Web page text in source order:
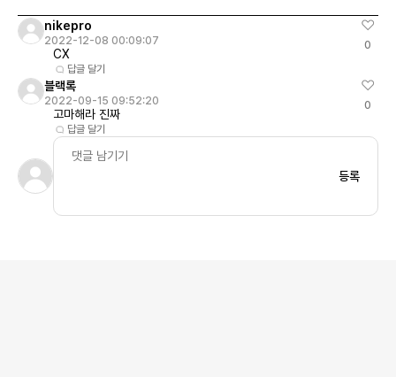
nikepro
2022-12-08 00:09:07
CX
답글 달기
0
블랙록
2022-09-15 09:52:20
고마해라 진짜
답글 달기
0
등록